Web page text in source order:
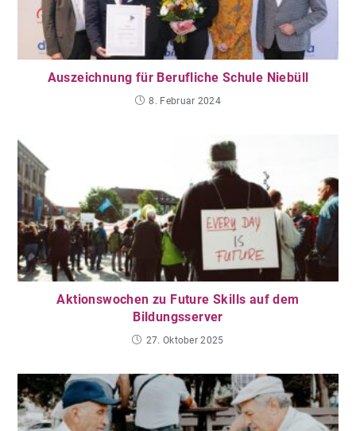
Auszeichnung für Berufliche Schule Niebüll
8. Februar 2024
Aktionswochen zu Future Skills auf dem
Bildungsserver
27. Oktober 2025